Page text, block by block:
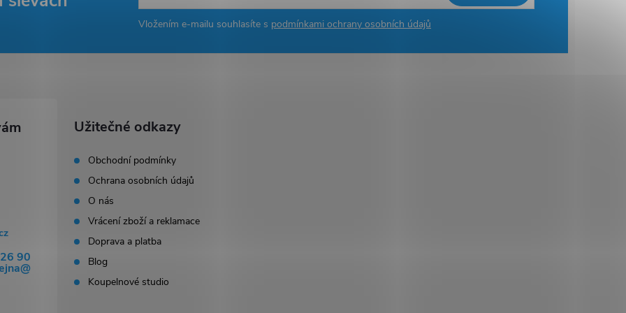
Vložením e-mailu souhlasíte s podmínkami ochrany osobních údajů
90
Užitečné odkazy
Obchodní podmínky
Ochrana osobních údajů
O nás
Vrácení zboží a reklamace
Doprava a platba
Blog
Koupelnové studio